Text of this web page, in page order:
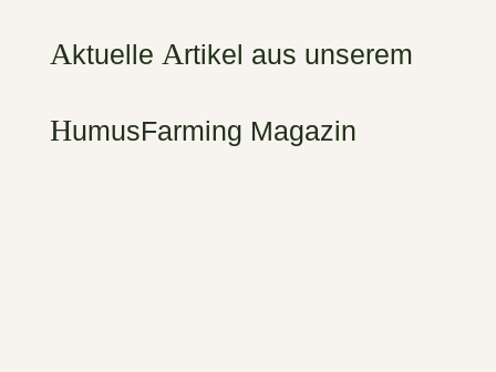
Aktuelle Artikel aus unserem
HumusFarming Magazin